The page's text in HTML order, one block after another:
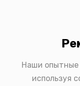
Наши опытные
используя